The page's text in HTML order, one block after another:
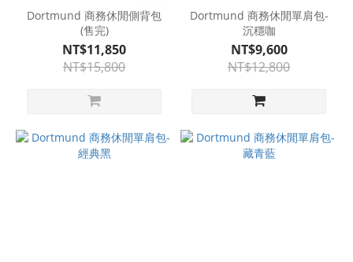
Dortmund 商務休閒側背包
(售完)
NT$11,850
NT$15,800
Dortmund 商務休閒單肩包-
沉穩咖
NT$9,600
NT$12,800